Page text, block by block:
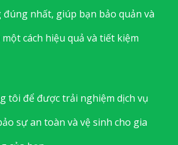
đúng nhất, giúp bạn bảo quản và
cách hiệu quả và tiết kiệm
tôi để được trải nghiệm dịch vụ
sự an toàn và vệ sinh cho gia